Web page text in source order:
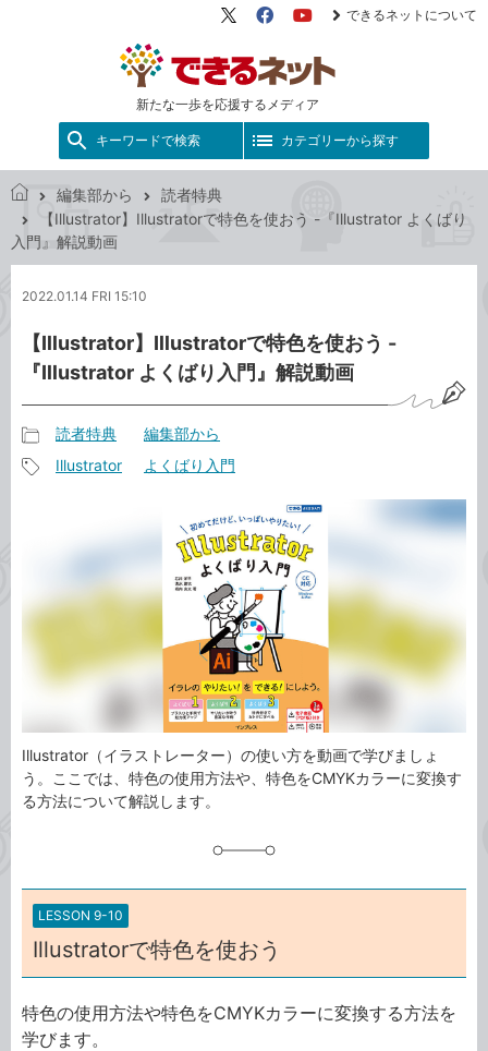
新たな一歩を応援するメディア
X（旧
FacebookYouTube
できるネットについて
キーワードで検索 カテゴリーから探す
き
ッ
編集部から
読者特典
【Illustrator】Illustratorで特色を使おう -『Illustrator よくばり
入門』解説動画
2022.01.14 FRI 15:10
【Illustrator】Illustratorで特色を使おう -
『Illustrator よくばり入門』解説動画
事
読者特典 編集部から
Illustrator よくばり入門
Illustrator（イラストレーター）の使い方を動画で学びましょ
う。ここでは、特色の使用方法や、特色をCMYKカラーに変換す
る方法について解説します。
LESSON 9-10
Illustratorで特色を使おう
特色の使用方法や特色をCMYKカラーに変換する方法を
学びます。